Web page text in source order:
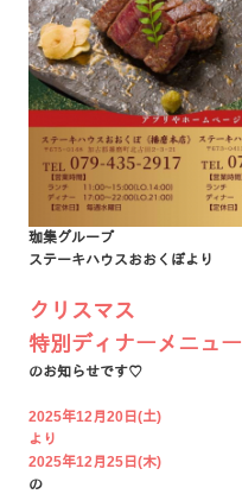
珈集グループ
ステーキハウスおおくぼより
クリスマス
特別ディナーメニュー
のお知らせです♡
2025年12月20日(土)
より
2025年12月25日(木)
の